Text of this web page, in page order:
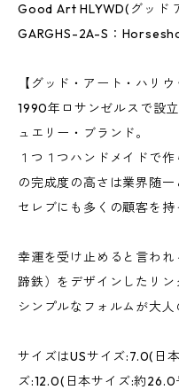
Good Art HLYWD(グッド
GARGHS-2A-S：
【グッド・アート・ハリウ
1990年ロサンゼルスで設
ュエリー・ブランド。
１つ１つハンドメイドで
の完成度の高さは業界随
セレブにも多くの顧客を持
幸運を受け止めると言われ
蹄鉄）をデザインしたリン
シンプルなフォルムが大人
サイズはUSサイズ:7.0(日
ズ:12.0(日本サイズ:約26.0